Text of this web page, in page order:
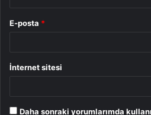
E-posta *
İnternet sitesi
Daha sonraki yorumlarımda